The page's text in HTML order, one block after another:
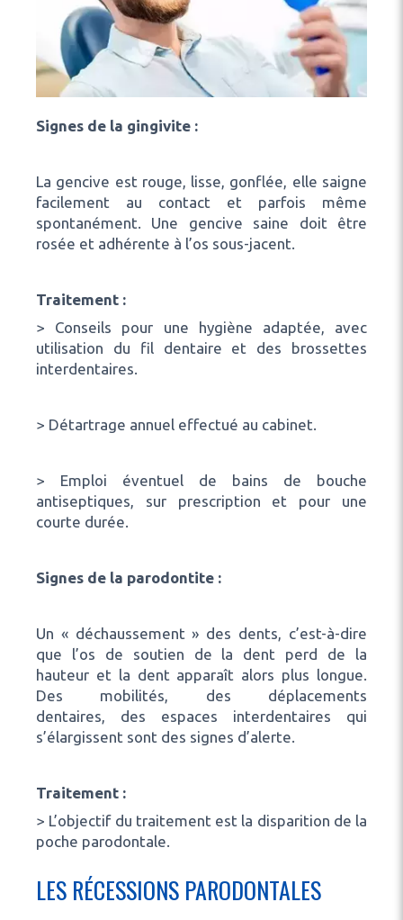
Signes de la gingivite :
La gencive est rouge, lisse, gonflée, elle saigne
facilement au contact et parfois même
spontanément. Une gencive saine doit être
rosée et adhérente à l’os sous-jacent.
Traitement :
> Conseils pour une hygiène adaptée, avec
utilisation du fil dentaire et des brossettes
interdentaires.
> Détartrage annuel effectué au cabinet.
> Emploi éventuel de bains de bouche
antiseptiques, sur prescription et pour une
courte durée.
Signes de la parodontite :
Un « déchaussement » des dents, c’est-à-dire
que l’os de soutien de la dent perd de la
hauteur et la dent apparaît alors plus longue.
Des mobilités, des déplacements
dentaires, des espaces interdentaires qui
s’élargissent sont des signes d’alerte.
Traitement :
> L’objectif du traitement est la disparition de la
poche parodontale.
LES RÉCESSIONS PARODONTALES